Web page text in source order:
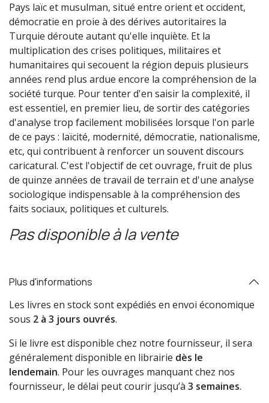
Pays laïc et musulman, situé entre orient et occident,
démocratie en proie à des dérives autoritaires la
Turquie déroute autant qu'elle inquiète. Et la
multiplication des crises politiques, militaires et
humanitaires qui secouent la région depuis plusieurs
années rend plus ardue encore la compréhension de la
société turque. Pour tenter d'en saisir la complexité, il
est essentiel, en premier lieu, de sortir des catégories
d'analyse trop facilement mobilisées lorsque l'on parle
de ce pays : laïcité, modernité, démocratie, nationalisme,
etc, qui contribuent à renforcer un souvent discours
caricatural. C'est l'objectif de cet ouvrage, fruit de plus
de quinze années de travail de terrain et d'une analyse
sociologique indispensable à la compréhension des
faits sociaux, politiques et culturels.
Pas disponible à la vente
Plus d'informations
Les livres en stock sont expédiés en envoi économique
sous 2 à 3 jours ouvrés.
Si le livre est disponible chez notre fournisseur, il sera
généralement disponible en librairie dès le
lendemain. Pour les ouvrages manquant chez nos
fournisseur, le délai peut courir jusqu’à 3 semaines.